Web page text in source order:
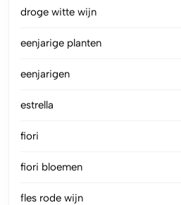
droge witte wijn
eenjarige planten
eenjarigen
estrella
fiori
fiori bloemen
fles rode wijn